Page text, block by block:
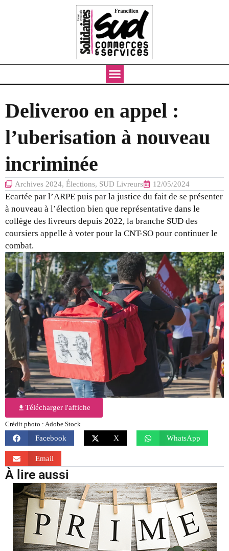
Deliveroo en appel :
l’uberisation à nouveau
incriminée
Archives 2024, Élections, SUD Livreurs 12/05/2024
Ecartée par l’ARPE puis par la justice du fait de se présenter
à nouveau à l’élection bien que représentative dans le
collège des livreurs depuis 2022, la branche SUD des
coursiers appelle à voter pour la CNT-SO pour continuer le
combat.
Télécharger l'affiche
Crédit photo : Adobe Stock
Facebook X WhatsApp
Email
À lire aussi